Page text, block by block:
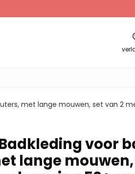
met lange mouwen, set van 2
voor
lange